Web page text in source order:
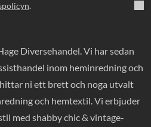
.
Diversehandel. Vi har sedan
inom heminredning och
ni ett brett och noga utvalt
och hemtextil. Vi erbjuder
med shabby chic & vintage-